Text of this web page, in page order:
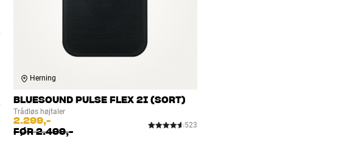
Herning
BLUESOUND PULSE FLEX 2I (SORT)
Trådløs højtaler
2.299,-
FØR2.499,-
523